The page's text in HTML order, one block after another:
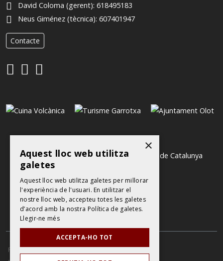
David Coloma (gerent): 618495183
Neus Giménez (tècnica): 607401947
Contacte
POLÍTICA DE PROTECCIÓ DE DADES
AVÍS LEGAL
×
Aquest lloc web utilitza
galetes
Aquest lloc web utilitza galetes per millorar
l'experiència de l'usuari. En utilitzar el
nostre lloc web, accepteu totes les galetes
d’acord amb la nostra Política de galetes.
Llegir-ne més
ACCEPTA-HO TOT